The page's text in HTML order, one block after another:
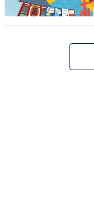
り、それから5年
立するまでさらに